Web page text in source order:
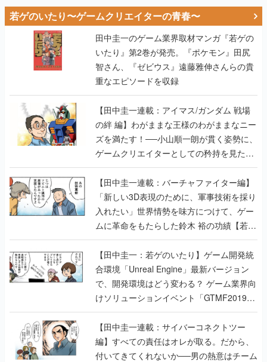
若ゲのいたり〜ゲームクリエイターの青春〜
田中圭一のゲーム業界取材マンガ『若ゲの
いたり』第2巻が発売。『ポケモン』田尻
智さん、『ゼビウス』遠藤雅伸さんらの貴
重なエピソードを収録
【田中圭一連載：アイマス/ガンダム 戦場
の絆 編】わがままな王様のわがままなニー
ズを満たす！──小山順一朗が貫く姿勢に、
ゲームクリエイターとしての矜持を見た
【若ゲのいたり最終回】
【田中圭一連載：バーチャファイター編】
「新しい3D表現のために、軍事技術を採り
入れたい」世界情勢を味方につけて、ゲー
ムに革命をもたらした鈴木 裕の功績【若ゲ
のいたり】
【田中圭一：若ゲのいたり】ゲーム開発統
合環境「Unreal Engine」最新バージョン
で、開発環境はどう変わる？ ゲーム業界向
けソリューションイベント「GTMF2019」
に行って、より理解を深めよう【PR】
【田中圭一連載：サイバーコネクトツー
編】すべての責任はオレが取る。だから、
付いてきてくれないか──男の熱意はチーム